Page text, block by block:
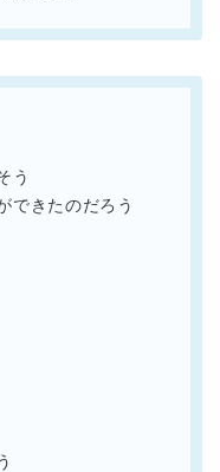
う
できたのだろう